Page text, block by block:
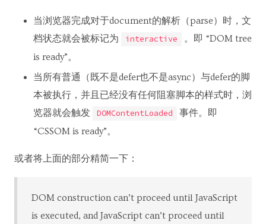
当浏览器完成对于document的解析（parse）时，文
档状态就会被标记为
interactive
。即 “DOM tree
is ready”。
当所有普通（既不是defer也不是async）与defer的脚
本被执行，并且已经没有任何阻塞脚本的样式时，浏
览器就会触发
DOMContentLoaded
事件。即
“CSSOM is ready”。
或者将上面的部分精简一下：
DOM construction can’t proceed until JavaScript
is executed, and JavaScript can’t proceed until